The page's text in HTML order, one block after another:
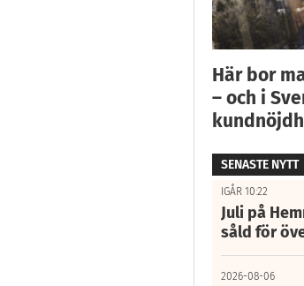
Här bor
– och i
SENASTE NYTT
IGÅR 10:22
Juli på
såld för
2026-08-06